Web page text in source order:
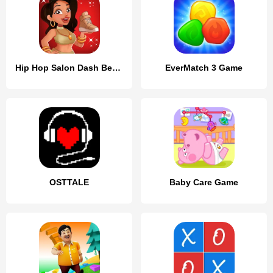
Hip Hop Salon Dash Beauty Game EverMatch 3 Game
OSTTALE Baby Care Game